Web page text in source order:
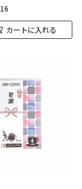
16
カートに入れる